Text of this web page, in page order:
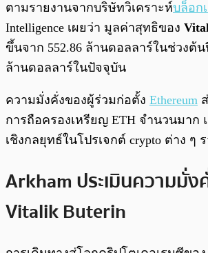
ตามรายงานจากบริษัทวิเคราะห์บล็อก
Intelligence เผยว่า มูลค่าสุทธิของ
ขึ้นจาก 552.86 ล้านดอลลาร์ในช่วงต้น
ล้านดอลลาร์ในปัจจุบัน
ความมั่งคั่งของผู้ร่วมก่อตั้ง Ethereum
การถือครองเหรียญ ETH จำนวนมาก
เชิงกลยุทธ์ในโปรเจกต์ crypto ต่าง ๆ
Arkham ประเมินความมั่
Vitalik Buterin